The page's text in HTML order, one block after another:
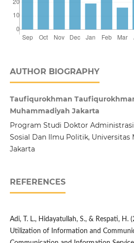
AUTHOR BIOGRAPHY
Taufiqurokhman
Muhammadiyah Jakarta
Program Studi Doktor
Sosial Dan Ilmu Politik, Universitas
Jakarta
REFERENCES
Adi, T. L., Hidayatullah, S., & Respati, H.
Utilization of Information and